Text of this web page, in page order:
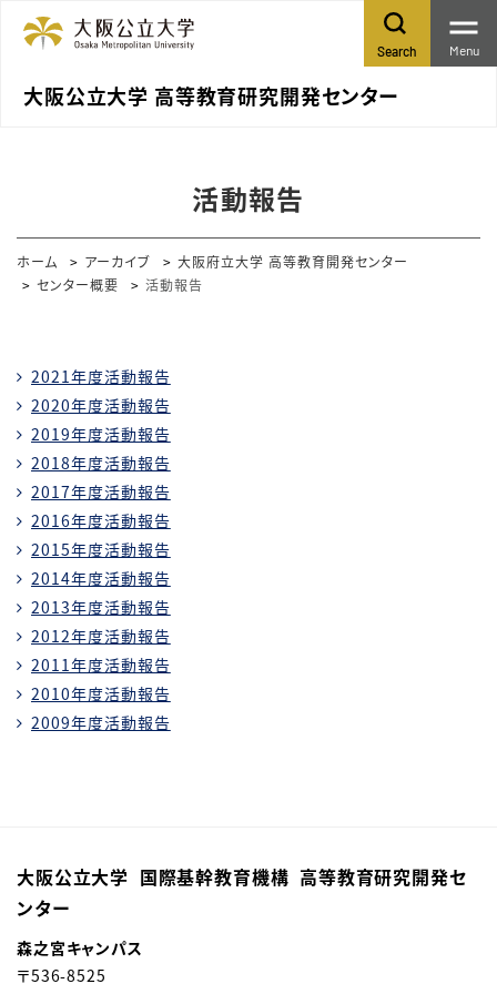
大阪公立大学 高等教育研究開発センター
Search Menu
活動報告
ホーム アーカイブ
大阪府立大学 高等教育開発センター
センター概要
活動報告
2021年度活動報告
2020年度活動報告
2019年度活動報告
2018年度活動報告
2017年度活動報告
2016年度活動報告
2015年度活動報告
2014年度活動報告
2013年度活動報告
2012年度活動報告
2011年度活動報告
2010年度活動報告
2009年度活動報告
大阪公立大学 国際基幹教育機構 高等教育研究開発セ
ンター
森之宮キャンパス
〒536-8525